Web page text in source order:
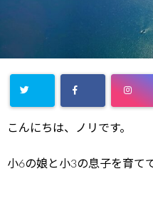
こんにちは、ノリです。
小6の娘と小3の息子を育て